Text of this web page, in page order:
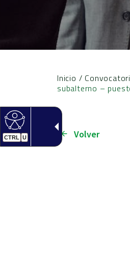
CTRL U
Inicio /
subalterno –
Volver